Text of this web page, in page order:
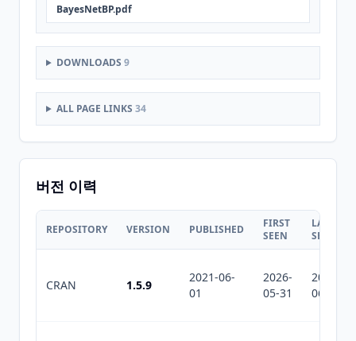
BayesNetBP.pdf
DOWNLOADS 9
ALL PAGE LINKS 34
버전 이력
REPOSITORY VERSION PUBLISHED
FIRST
SEEN
LAST
SEEN
CRAN 1.5.9
2021-06-
01
2026-
05-31
2026-
06-25